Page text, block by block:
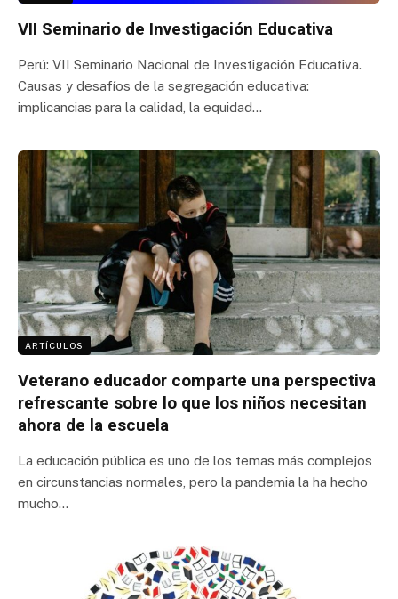
VII Seminario de Investigación Educativa
Perú: VII Seminario Nacional de Investigación Educativa.
Causas y desafíos de la segregación educativa:
implicancias para la calidad, la equidad…
ARTÍCULOS
Veterano educador comparte una perspectiva
refrescante sobre lo que los niños necesitan
ahora de la escuela
La educación pública es uno de los temas más complejos
en circunstancias normales, pero la pandemia la ha hecho
mucho…